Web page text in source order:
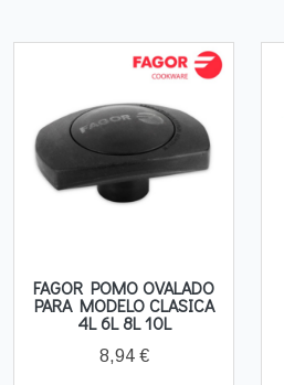
FAGOR POMO OVALADO
PARA MODELO CLASICA
4L 6L 8L 10L
8,94 €